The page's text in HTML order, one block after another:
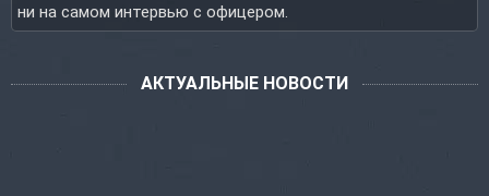
ни на самом интервью с офицером.
АКТУАЛЬНЫЕ НОВОСТИ